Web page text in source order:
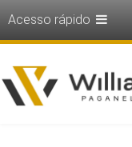
Acesso rápido